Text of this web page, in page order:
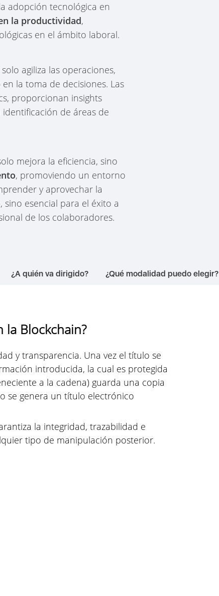
adopción tecnológica en
la productividad,
en el ámbito laboral.
agiliza las operaciones,
en la toma de decisiones. Las
proporcionan insights
de áreas de
mejora la eficiencia, sino
, promoviendo un entorno
y aprovechar la
esencial para el éxito a
de los colaboradores.
¿A quién va dirigido? ¿Qué modalidad puedo elegir?
la Blockchain?
y transparencia. Una vez el título se
introducida, la cual es protegida
a la cadena) guarda una copia
se genera un título electrónico
la integridad, trazabilidad e
tipo de manipulación posterior.